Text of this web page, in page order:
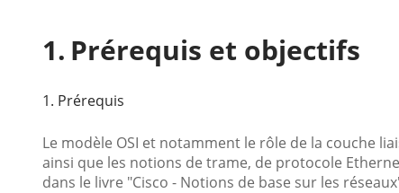
Prérequis et objectifs
1. Prérequis
Le modèle OSI et notamment le rôle de la couche
ainsi que les notions de trame, de protocole
dans le livre "Cisco - Notions de base sur les